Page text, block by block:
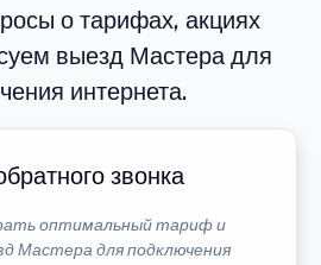
о тарифах, акциях
выезд Мастера для
интернета.
звонка
оптимальный тариф и
Мастера для подключения